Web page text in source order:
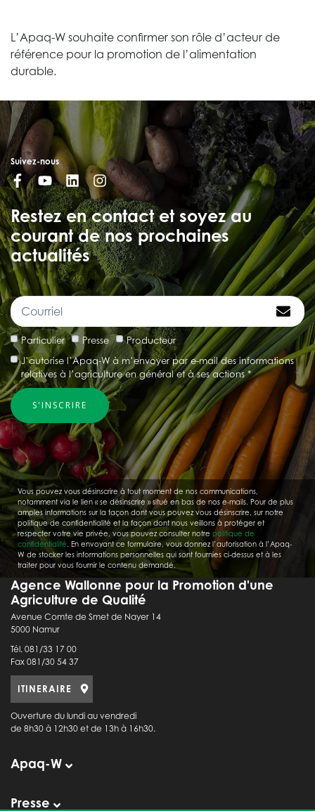
L’Apaq-W souhaite confirmer son rôle d’acteur de
référence pour la promotion de l’alimentation
durable.
Restez en contact et soyez au
courant de nos prochaines
actualités
Suivez-nous
Particulier Presse
Producteur
J’autorise l’Apaq-W à m’envoyer par e-mail des informations
relatives à l’agriculture en général et à ses actions *
Vous pouvez vous désinscrire à tout moment de nos communications,
notamment via le lien « se désinscrire » situé en bas de nos e-mails. Pour de plus
amples informations sur la façon dont vous pouvez vous désinscrire, sur notre
politique de confidentialité et la façon dont nous veillons à protéger et
respecter votre vie privée, vous pouvez consulter notre politique de
confidentialité. En envoyant ce formulaire, vous donnez l’autorisation à l’Apaq-
W de stocker les informations personnelles qui sont fournies ci-dessus et à les
traiter pour vous fournir le contenu demandé.
Agence Wallonne pour la Promotion d'une
Agriculture de Qualité
Avenue Comte de Smet de Nayer 14
5000 Namur
Tél. 081/33 17 00
Fax 081/30 54 37
ITINERAIRE
Ouverture du lundi au vendredi
de 8h30 à 12h30 et de 13h à 16h30.
Apaq-W
Presse